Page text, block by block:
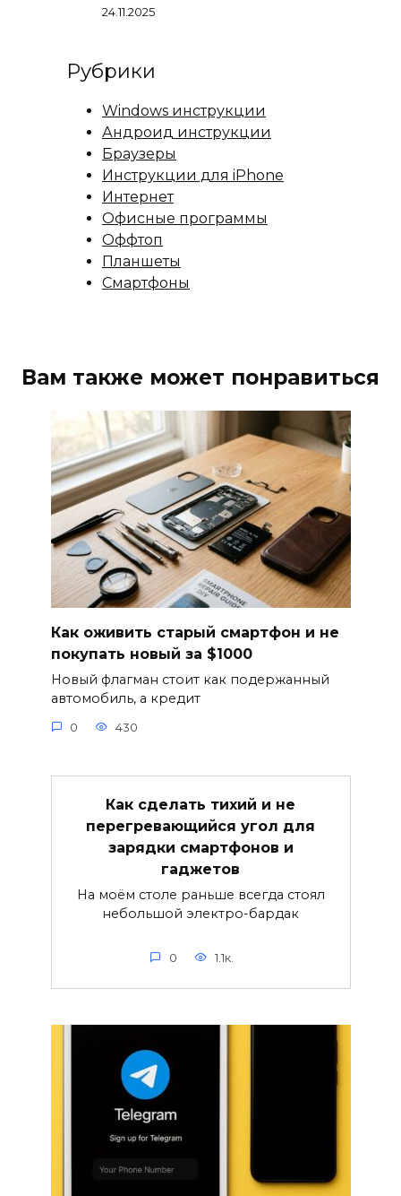
24.11.2025
Рубрики
Windows инструкции
Андроид инструкции
Браузеры
Инструкции для iPhone
Интернет
Офисные программы
Оффтоп
Планшеты
Смартфоны
Вам также может понравиться
Как оживить старый смартфон и не
покупать новый за $1000
Новый флагман стоит как подержанный
автомобиль, а кредит
0 430
Как сделать тихий и не
перегревающийся угол для
зарядки смартфонов и
гаджетов
На моём столе раньше всегда стоял
небольшой электро-бардак
0 1.1к.